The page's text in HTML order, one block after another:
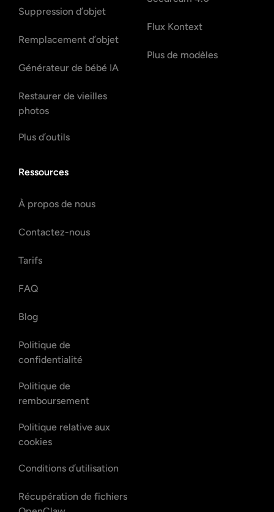
Suppression d’objet
Remplacement d’objet
Générateur de bébé IA
Restaurer de vieilles
photos
Plus d’outils
Flux Kontext
Plus de modèles
Ressources
À propos de nous
Contactez-nous
Tarifs
FAQ
Blog
Politique de
confidentialité
Politique de
remboursement
Politique relative aux
cookies
Conditions d’utilisation
Récupération de fichiers